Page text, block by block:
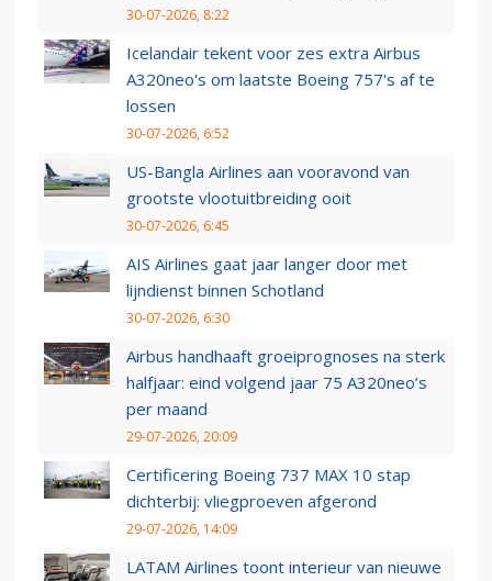
30-07-2026, 8:22
Icelandair tekent voor zes extra Airbus
A320neo's om laatste Boeing 757's af te
lossen
30-07-2026, 6:52
US-Bangla Airlines aan vooravond van
grootste vlootuitbreiding ooit
30-07-2026, 6:45
AIS Airlines gaat jaar langer door met
lijndienst binnen Schotland
30-07-2026, 6:30
Airbus handhaaft groeiprognoses na sterk
halfjaar: eind volgend jaar 75 A320neo’s
per maand
29-07-2026, 20:09
Certificering Boeing 737 MAX 10 stap
dichterbij: vliegproeven afgerond
29-07-2026, 14:09
LATAM Airlines toont interieur van nieuwe